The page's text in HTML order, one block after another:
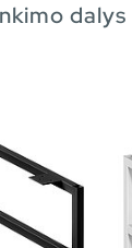
dalys